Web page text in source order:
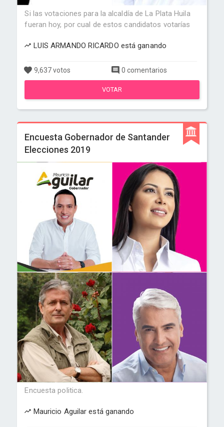
Si las votaciones para la alcaldía de La Plata Huila
fueran hoy, por cual de estos candidatos votarías
LUIS ARMANDO RICARDO está ganando
9,637 votos 0 comentarios
VOTAR
Encuesta Gobernador de Santander
Elecciones 2019
Encuesta politica.
Mauricio Aguilar está ganando